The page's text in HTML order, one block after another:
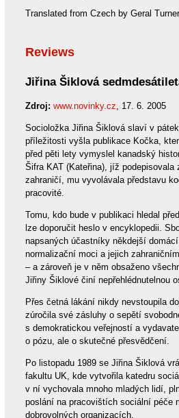
Translated from Czech by Geral Turner
Reviews
Jiřina Šiklová
Zdroj: www.novinky.cz , 17. 6. 2005
Socioložka Jiřina Šiklová slaví v
příležitosti vyšla publikace Kočka,
před pěti lety vymyslel kanadský
Šifra KAT (Kateřina), jíž podepisovala
zahraničí, mu vyvolávala představu
pracovité.
Tomu, kdo bude v publikaci hledal
lze doporučit heslo v encyklopedii.
napsaných účastníky někdejší
normalizační moci a jejich
– a zároveň je v něm obsaženo
Jiřiny Šiklové činí nepřehlédnutelnou
Přes četná lákání nikdy nevstoupila
zúročila své zásluhy o sepětí
s demokratickou veřejností a
o pózu, ale o skutečné přesvědčení.
Po listopadu 1989 se Jiřina Šiklová
fakultu UK, kde vytvořila katedru
v ní vychovala mnoho mladých lidí,
poslání na pracovištích sociální péče
dobrovolných organizacích.